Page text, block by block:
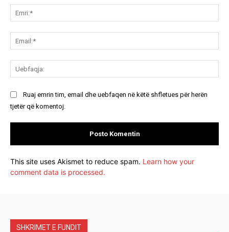
Ruaj emrin tim, email dhe uebfaqen në këtë shfletues për herën
tjetër që komentoj.
This site uses Akismet to reduce spam. Learn how your
comment data is processed.
SHKRIMET E FUNDIT